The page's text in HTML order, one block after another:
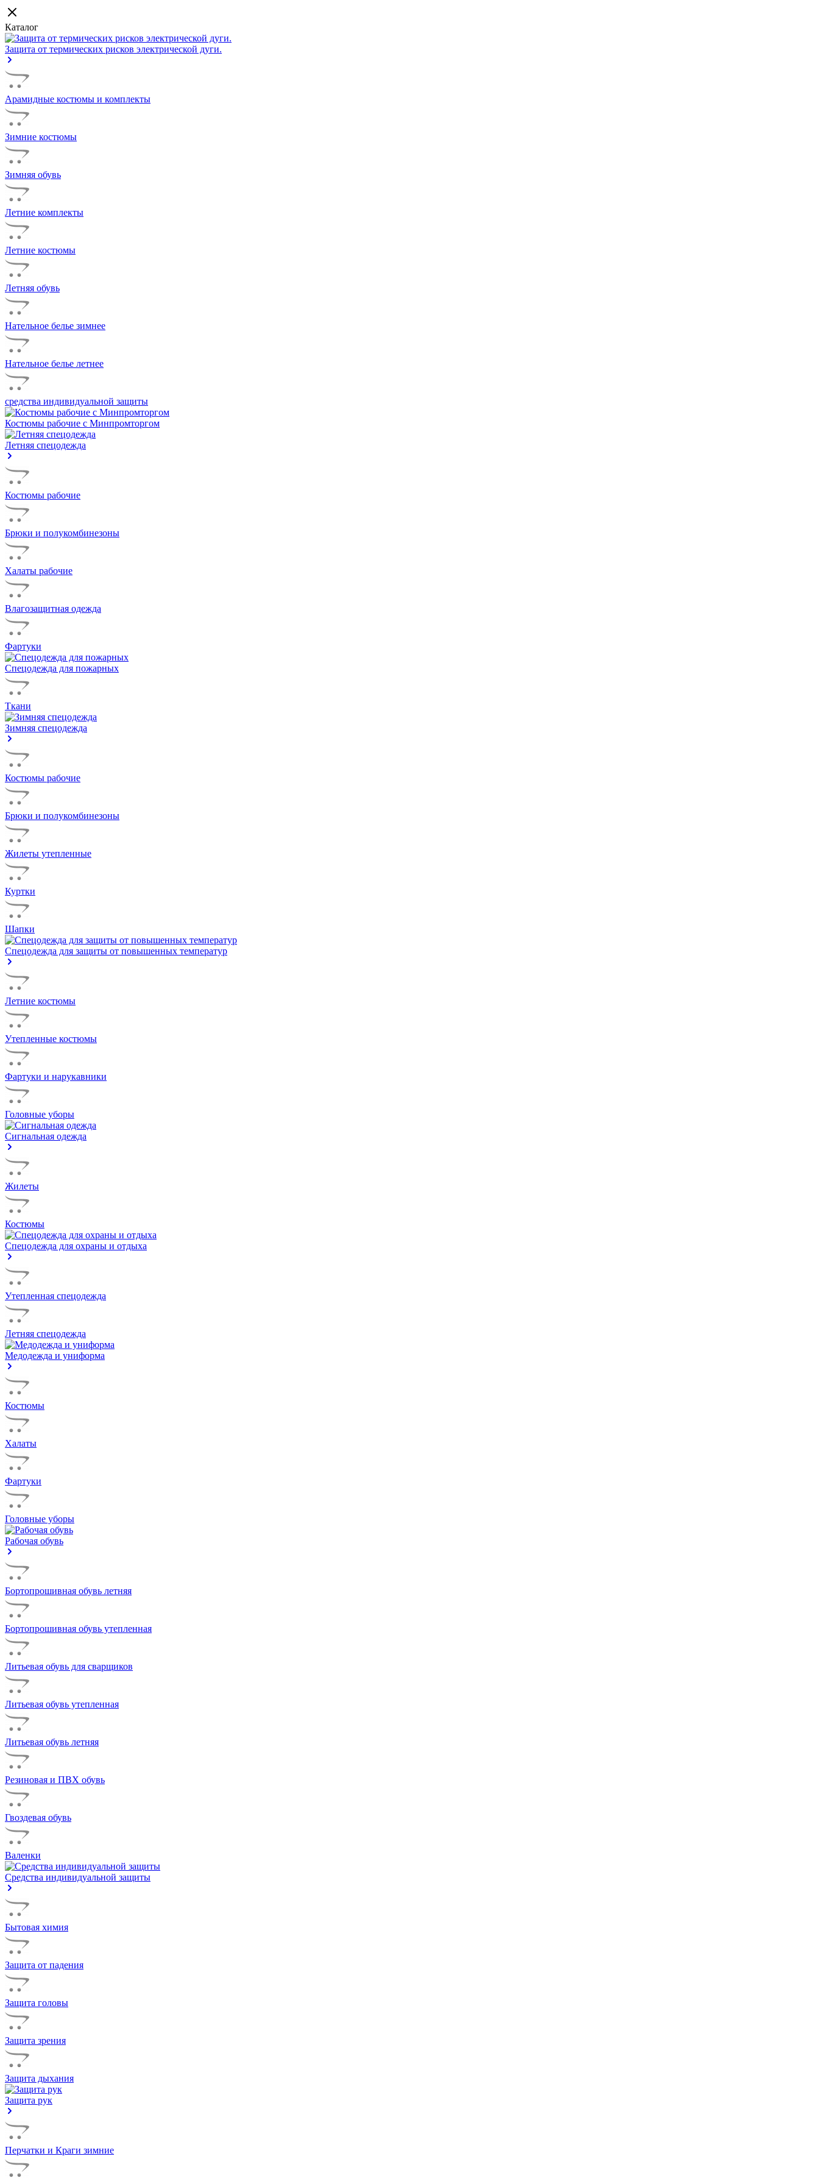
Каталог
Защита от термических рисков электрической дуги.
Арамидные костюмы и комплекты
Зимние костюмы
Зимняя обувь
Летние комплекты
Летние костюмы
Летняя обувь
Нательное белье зимнее
Нательное белье летнее
средства индивидуальной защиты
Костюмы рабочие с Минпромторгом
Летняя спецодежда
Костюмы рабочие
Брюки и полукомбинезоны
Халаты рабочие
Влагозащитная одежда
Фартуки
Спецодежда для пожарных
Ткани
Зимняя спецодежда
Костюмы рабочие
Брюки и полукомбинезоны
Жилеты утепленные
Куртки
Шапки
Спецодежда для защиты от повышенных температур
Летние костюмы
Утепленные костюмы
Фартуки и нарукавники
Головные уборы
Сигнальная одежда
Жилеты
Костюмы
Спецодежда для охраны и отдыха
Утепленная спецодежда
Летняя спецодежда
Медодежда и униформа
Костюмы
Халаты
Фартуки
Головные уборы
Рабочая обувь
Бортопрошивная обувь летняя
Бортопрошивная обувь утепленная
Литьевая обувь для сварщиков
Литьевая обувь утепленная
Литьевая обувь летняя
Резиновая и ПВХ обувь
Гвоздевая обувь
Валенки
Средства индивидуальной защиты
Бытовая химия
Защита от падения
Защита головы
Защита зрения
Защита дыхания
Защита рук
Перчатки и Краги зимние